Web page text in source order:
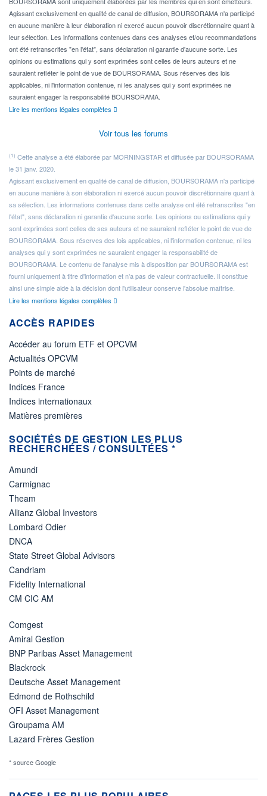
Agissant exclusivement en qualité de canal de diffusion, BOURSORAMA n'a participé
en aucune manière à leur élaboration ni exercé aucun pouvoir discrétionnaire quant à
leur sélection. Les informations contenues dans ces analyses et/ou recommandations
ont été retranscrites "en l'état", sans déclaration ni garantie d'aucune sorte. Les
opinions ou estimations qui y sont exprimées sont celles de leurs auteurs et ne
sauraient refléter le point de vue de BOURSORAMA. Sous réserves des lois
applicables, ni l'information contenue, ni les analyses qui y sont exprimées ne
sauraient engager la responsabilité BOURSORAMA.
Lire les mentions légales complètes
Voir tous les forums
(1) Cette analyse a été élaborée par MORNINGSTAR et diffusée par BOURSORAMA
le 31 janv. 2020.
Agissant exclusivement en qualité de canal de diffusion, BOURSORAMA n'a participé
en aucune manière à son élaboration ni exercé aucun pouvoir discrétionnaire quant à
sa sélection. Les informations contenues dans cette analyse ont été retranscrites "en
l'état", sans déclaration ni garantie d'aucune sorte. Les opinions ou estimations qui y
sont exprimées sont celles de ses auteurs et ne sauraient refléter le point de vue de
BOURSORAMA. Sous réserves des lois applicables, ni l'information contenue, ni les
analyses qui y sont exprimées ne sauraient engager la responsabilité de
BOURSORAMA. Le contenu de l'analyse mis à disposition par BOURSORAMA est
fourni uniquement à titre d'information et n'a pas de valeur contractuelle. Il constitue
ainsi une simple aide à la décision dont l'utilisateur conserve l'absolue maîtrise.
Lire les mentions légales complètes
ACCÈS RAPIDES
Accéder au forum ETF et OPCVM
Actualités OPCVM
Points de marché
Indices France
Indices internationaux
Matières premières
SOCIÉTÉS DE GESTION LES PLUS
RECHERCHÉES / CONSULTÉES *
Amundi
Carmignac
Theam
Allianz Global Investors
Lombard Odier
DNCA
State Street Global Advisors
Candriam
Fidelity International
CM CIC AM
Comgest
Amiral Gestion
BNP Paribas Asset Management
Blackrock
Deutsche Asset Management
Edmond de Rothschild
OFI Asset Management
Groupama AM
Lazard Frères Gestion
* source Google